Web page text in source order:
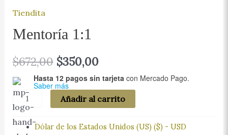
Tiendita
Mentoría 1:1
$672,00 El
precio
original
era:
$350,00El
precio
actual
es:
Hasta 12 pagos sin tarjeta con Mercado Pago.
Saber más
Mentoría
1:1
cantidad
Añadir al carrito
Dólar de los Estados Unidos (US) ($) - USD